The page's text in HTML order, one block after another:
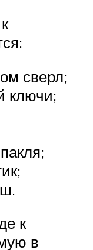
сверл;
ключи;
к
в